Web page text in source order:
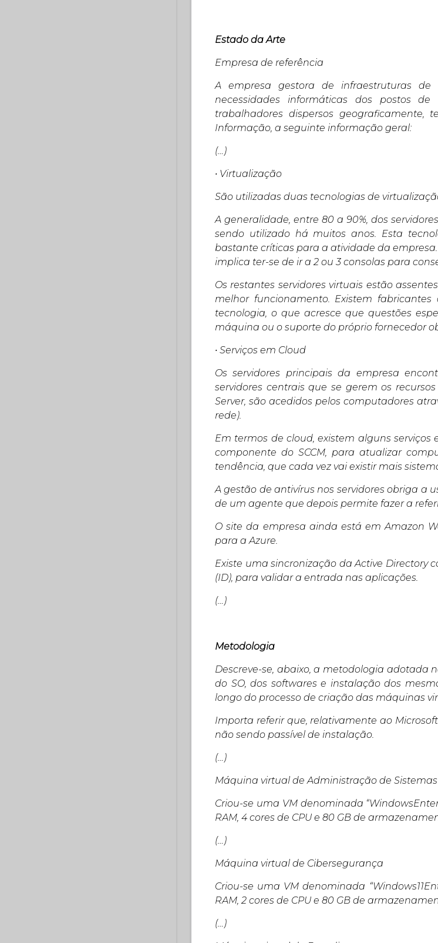
Estado da Arte
Empresa de referência
A empresa gestora de infraestruturas de
necessidades informáticas dos postos
trabalhadores dispersos geograficamente,
Informação, a seguinte informação geral:
(…)
• Virtualização
São utilizadas duas tecnologias de
A generalidade, entre 80 a 90%, dos
sendo utilizado há muitos anos. Esta
bastante críticas para a atividade da
implica ter-se de ir a 2 ou 3 consolas para
Os restantes servidores virtuais estão
melhor funcionamento. Existem
tecnologia, o que acresce que questões
máquina ou o suporte do próprio fornecedor
• Serviços em Cloud
Os servidores principais da empresa
servidores centrais que se gerem os
Server, são acedidos pelos computadores
rede).
Em termos de cloud, existem alguns
componente do SCCM, para atualizar
tendência, que cada vez vai existir mais
A gestão de antivírus nos servidores obriga a
de um agente que depois permite fazer a
O site da empresa ainda está em Amazon
para a Azure.
Existe uma sincronização da Active
(ID), para validar a entrada nas aplicações.
(…)
Metodologia
Descreve-se, abaixo, a metodologia adotada
do SO, dos softwares e instalação dos
longo do processo de criação das máquinas
Importa referir que, relativamente ao
não sendo passível de instalação.
(…)
Máquina virtual de Administração de Sistemas
Criou-se uma VM denominada
RAM, 4 cores de CPU e 80 GB de
(…)
Máquina virtual de Cibersegurança
Criou-se uma VM denominada
RAM, 2 cores de CPU e 80 GB de
(…)